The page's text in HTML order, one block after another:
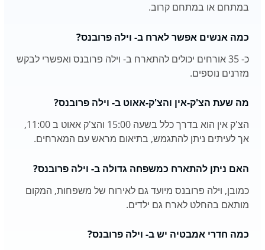
במתחם או במתחם קרוב.
כמה אנשים אפשר לארח ב- וילה פרובנס?
כ- 35 אורחים יכולים להתארח ב- וילה פרובנס ואפשרי לבקש
מזרנים נוספים.
מה שעת הצ'ק-אין והצ'ק-אאוט ב- וילה פרובנס?
הצ'ק אין הוא בדרך כלל בשעה 15:00 והצ'ק אאוט ב 11:00,
אך לעיתים ניתן להתגמש, בתיאום מראש עם המארחים.
האם ניתן להתארח כמשפחה גדולה ב- וילה פרובנס?
כמובן, וילה פרובנס מיועד גם לאירוח של משפחות, המקום
מותאם בהחלט לארח גם ילדים.
כמה חדרי אמבטיה יש ב- וילה פרובנס?